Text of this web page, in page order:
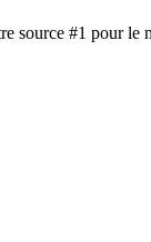
source #1 pour le